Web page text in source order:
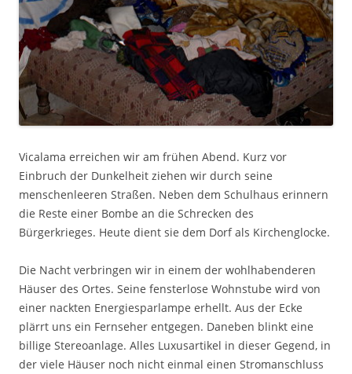
Vicalama erreichen wir am frühen Abend. Kurz vor
Einbruch der Dunkelheit ziehen wir durch seine
menschenleeren Straßen. Neben dem Schulhaus erinnern
die Reste einer Bombe an die Schrecken des
Bürgerkrieges. Heute dient sie dem Dorf als Kirchenglocke.
Die Nacht verbringen wir in einem der wohlhabenderen
Häuser des Ortes. Seine fensterlose Wohnstube wird von
einer nackten Energiesparlampe erhellt. Aus der Ecke
plärrt uns ein Fernseher entgegen. Daneben blinkt eine
billige Stereoanlage. Alles Luxusartikel in dieser Gegend, in
der viele Häuser noch nicht einmal einen Stromanschluss